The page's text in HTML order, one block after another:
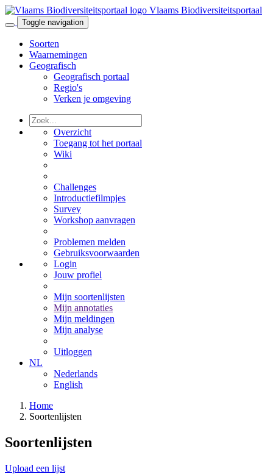
Vlaams Biodiversiteitsportaal
Toggle navigation
Soorten
Waarnemingen
Geografisch
Geografisch portaal
Regio's
Verken je omgeving
Overzicht
Toegang tot het portaal
Wiki
Challenges
Introductiefilmpjes
Survey
Workshop aanvragen
Problemen melden
Gebruiksvoorwaarden
Login
Jouw profiel
Mijn soortenlijsten
Mijn annotaties
Mijn meldingen
Mijn analyse
Uitloggen
NL
Nederlands
English
Home
Soortenlijsten
Soortenlijsten
Upload een lijst